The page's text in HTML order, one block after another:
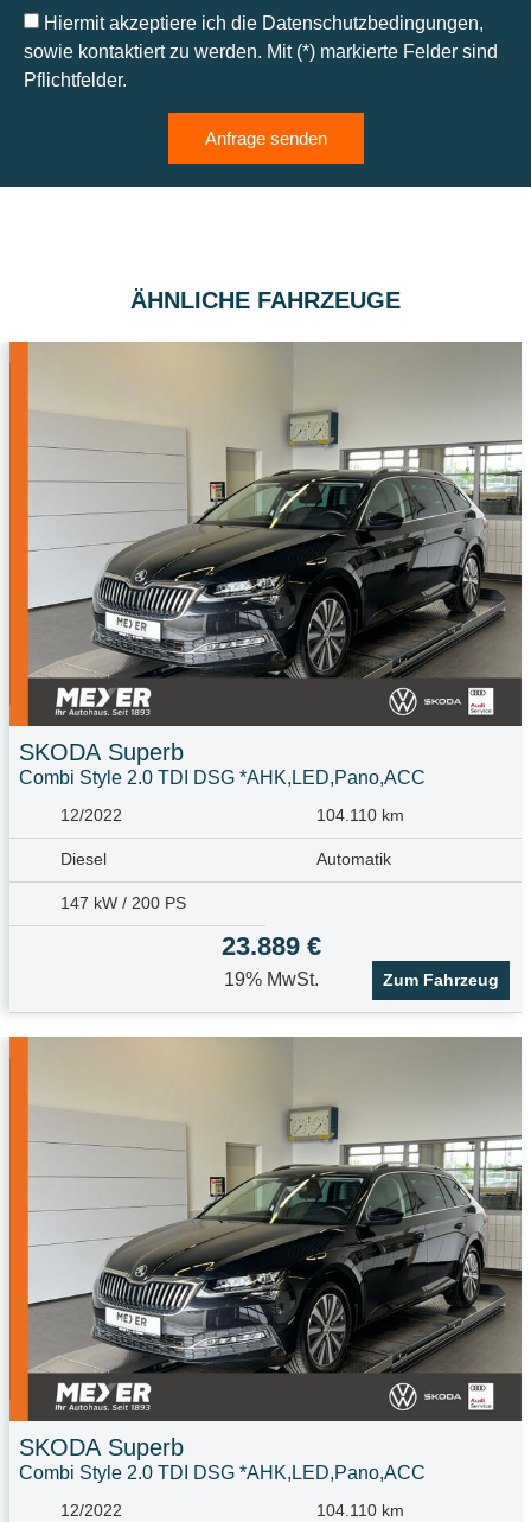
Hiermit akzeptiere ich die Datenschutzbedingungen,
sowie kontaktiert zu werden. Mit (*) markierte Felder sind
Pflichtfelder.
Anfrage senden
ÄHNLICHE FAHRZEUGE
SKODA Superb
Combi Style 2.0 TDI DSG *AHK,LED,Pano,ACC
12/2022 104.110 km
Diesel Automatik
147 kW / 200 PS
23.889 €
19% MwSt. Zum Fahrzeug
SKODA Superb
Combi Style 2.0 TDI DSG *AHK,LED,Pano,ACC
12/2022 104.110 km